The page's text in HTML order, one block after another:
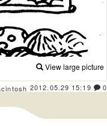
View large picture
2012.05.29 15:19 0